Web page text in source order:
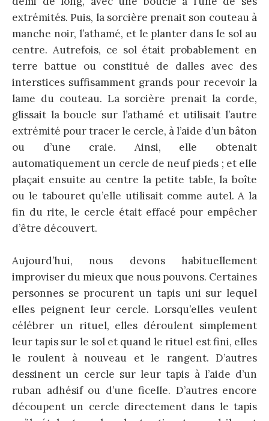
extrémités. Puis, la sorcière prenait son couteau à
manche noir, l’athamé, et le planter dans le sol au
centre. Autrefois, ce sol était probablement en
terre battue ou constitué de dalles avec des
interstices suffisamment grands pour recevoir la
lame du couteau. La sorcière prenait la corde,
glissait la boucle sur l’athamé et utilisait l’autre
extrémité pour tracer le cercle, à l’aide d’un bâton
ou d’une craie. Ainsi, elle obtenait
automatiquement un cercle de neuf pieds ; et elle
plaçait ensuite au centre la petite table, la boîte
ou le tabouret qu’elle utilisait comme autel. A la
fin du rite, le cercle était effacé pour empêcher
d’être découvert.
Aujourd’hui, nous devons habituellement
improviser du mieux que nous pouvons. Certaines
personnes se procurent un tapis uni sur lequel
elles peignent leur cercle. Lorsqu’elles veulent
célébrer un rituel, elles déroulent simplement
leur tapis sur le sol et quand le rituel est fini, elles
le roulent à nouveau et le rangent. D’autres
dessinent un cercle sur leur tapis à l’aide d’un
ruban adhésif ou d’une ficelle. D’autres encore
découpent un cercle directement dans le tapis